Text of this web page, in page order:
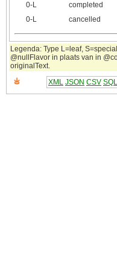
0‑L
completed
0‑L
cancelled
Legenda: Type L=leaf,
@nullFlavor in plaats van in
originalText.
XML JSON CSV SQL